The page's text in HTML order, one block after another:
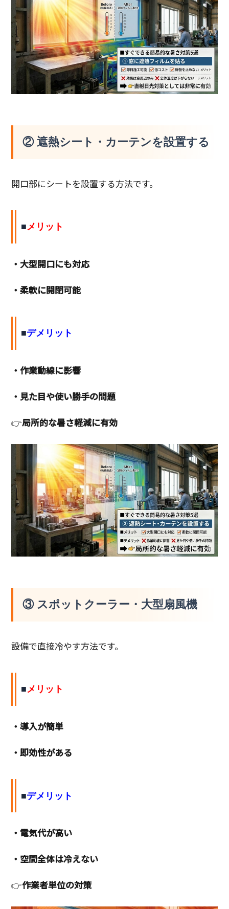
② 遮熱シート・カーテンを設置する
開口部にシートを設置する方法です。
■メリット
・大型開口にも対応
・柔軟に開閉可能
■デメリット
・作業動線に影響
・見た目や使い勝手の問題
👉局所的な暑さ軽減に有効
③ スポットクーラー・大型扇風機
設備で直接冷やす方法です。
■メリット
・導入が簡単
・即効性がある
■デメリット
・電気代が高い
・空間全体は冷えない
👉作業者単位の対策